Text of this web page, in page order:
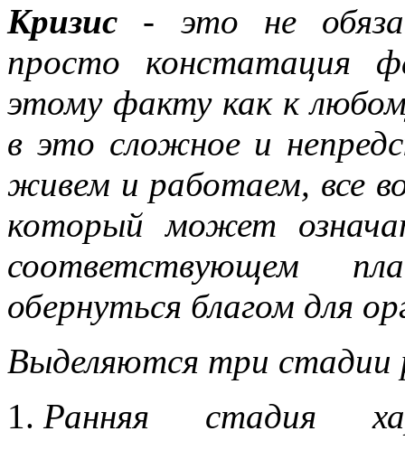
Кризис - это не
просто констатация
этому факту как к
в это сложное и
живем и работаем, все
который может
соответствующем
обернуться благом для
Выделяются три стадии
Ранняя стадия